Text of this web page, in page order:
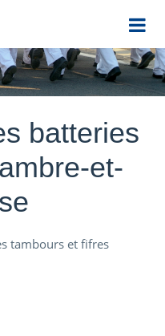
batteries
et-
tambours et fifres